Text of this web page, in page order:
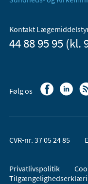
Kontakt
44 88 95 95 (kl.
Følg os
CVR-nr. 37 05 24 85
Privatlivspolitik